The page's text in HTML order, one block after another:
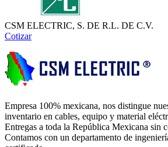
CSM ELECTRIC, S. DE R.L. DE C.V.
Cotizar
Empresa 100% mexicana, nos distingue
inventario en cables, equipo y material
Entregas a toda la República Mexicana sin
Contamos con un departamento de